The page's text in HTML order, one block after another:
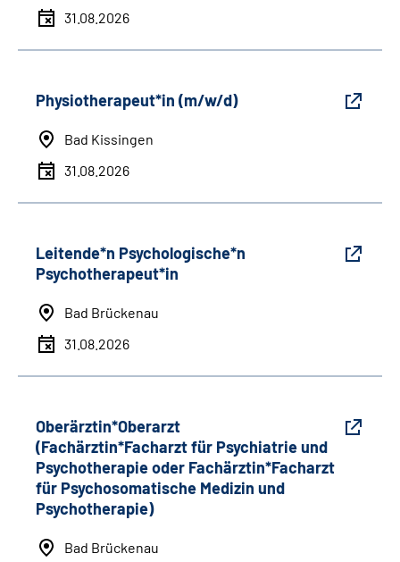
31.08.2026
Physiotherapeut*in (m/w/d)
Bad Kissingen
31.08.2026
Leitende*n Psychologische*n
Psychotherapeut*in
Bad Brückenau
31.08.2026
Oberärztin*Oberarzt
(Fachärztin*Facharzt für Psychiatrie und
Psychotherapie oder Fachärztin*Facharzt
für Psychosomatische Medizin und
Psychotherapie)
Bad Brückenau